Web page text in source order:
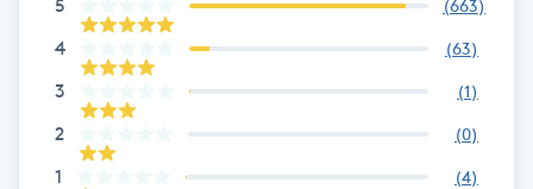
Face framing
Faceliftmassage
5 (663)
4 (63)
3 (1)
2 (0)
1 (4)